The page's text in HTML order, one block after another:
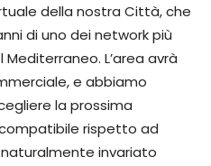
della nostra Città, che
di uno dei network più
L’area avrà
e abbiamo
la prossima
rispetto ad
invariato